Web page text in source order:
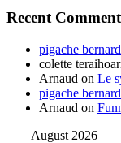
Recent
pigache bernard
colette
Arnaud on Le
pigache bernard
Arnaud on
August 2026